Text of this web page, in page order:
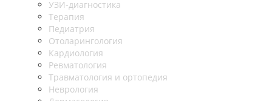
УЗИ-диагностика
Терапия
Педиатрия
Отоларингология
Кардиология
Ревматология
Травматология и ортопедия
Неврология